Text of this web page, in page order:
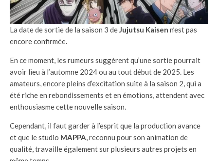
La date de sortie de la saison 3 de Jujutsu Kaisen n’est pas
encore confirmée.
En ce moment, les rumeurs suggèrent qu’une sortie pourrait
avoir lieu à l’automne 2024 ou au tout début de 2025. Les
amateurs, encore pleins d’excitation suite à la saison 2, qui a
été riche en rebondissements et en émotions, attendent avec
enthousiasme cette nouvelle saison.
Cependant, il faut garder à l’esprit que la production avance
et que le studio MAPPA , reconnu pour son animation de
qualité, travaille également sur plusieurs autres projets en